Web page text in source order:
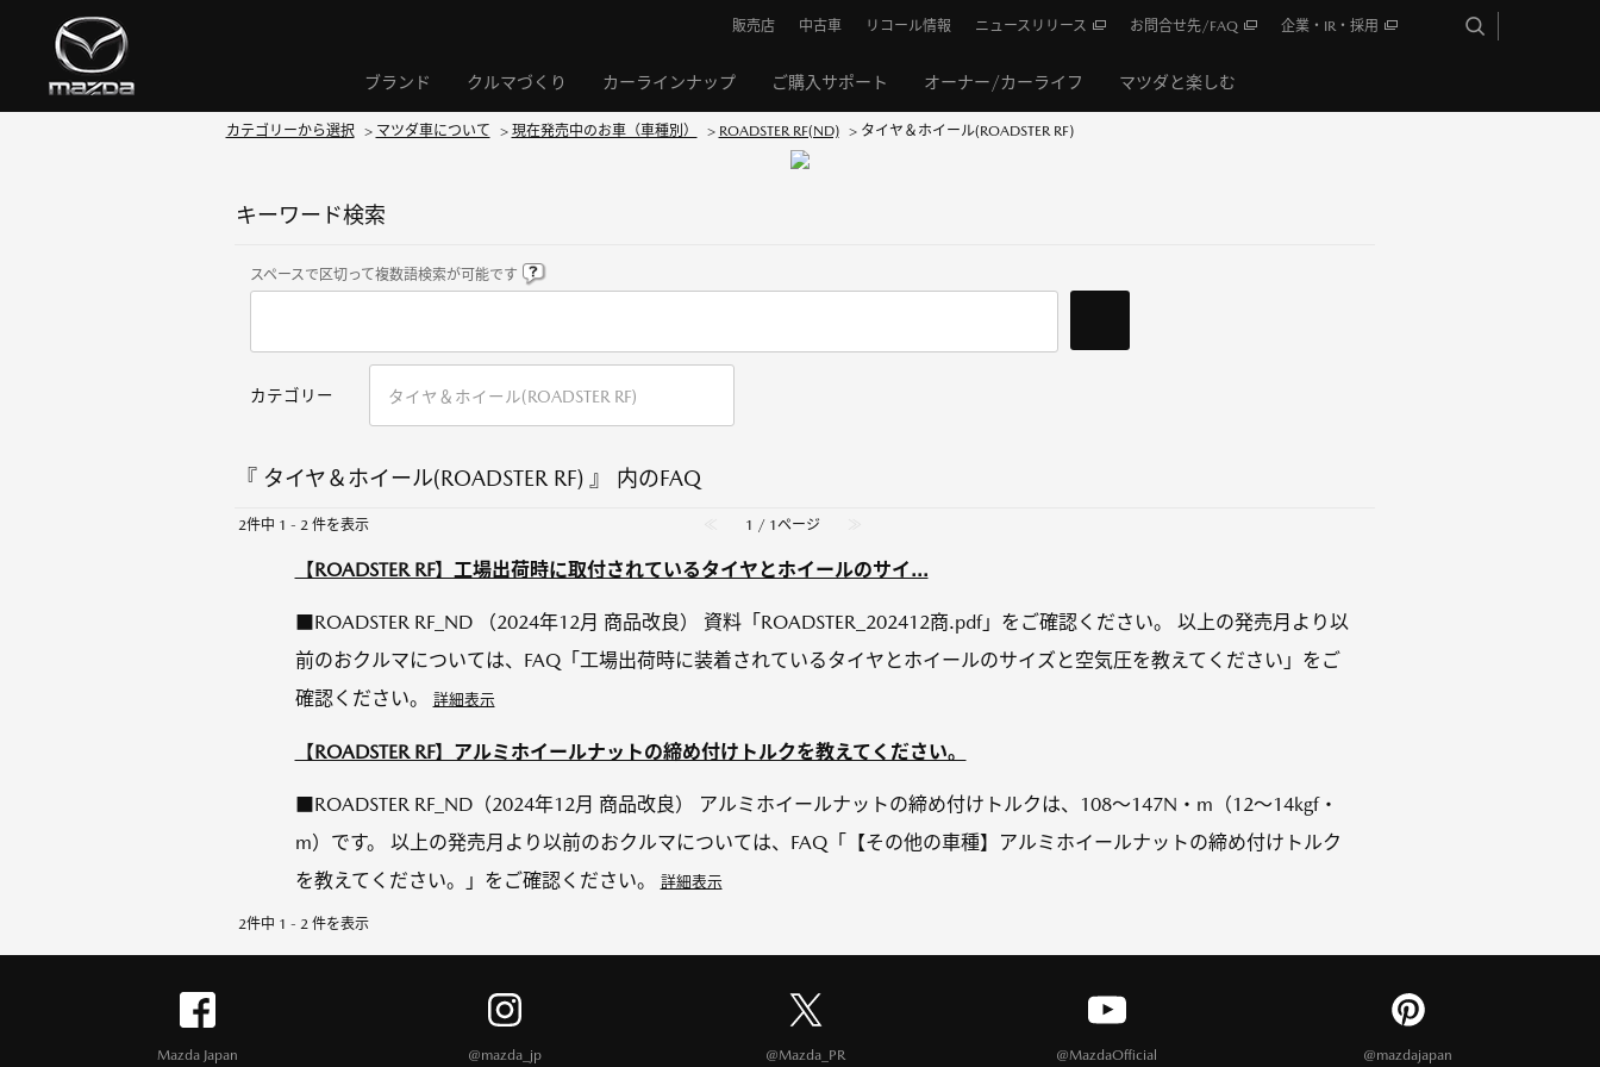
ブランド クルマづくり カーラインナップ ご購入サポート オーナー/カーライフ マツダと楽しむ
販売店 中古車 リコール情報 ニュースリリース お問合せ先/FAQ 企業・IR・採用
カテゴリーから選択 > マツダ車について > 現在発売中のお車（車種別） > ROADSTER RF(ND) > タイヤ＆ホイール(ROADSTER RF)
キーワード検索
スペースで区切って複数語検索が可能です
カテゴリー
『 タイヤ＆ホイール(ROADSTER RF) 』 内のFAQ
2件中 1 - 2 件を表示 1 / 1ページ
【ROADSTER RF】工場出荷時に取付されているタイヤとホイールのサイ...
■ROADSTER RF_ND （2024年12月 商品改良） 資料「ROADSTER_202412商.pdf」をご確認ください。 以上の発売月より以
前のおクルマについては、FAQ「工場出荷時に装着されているタイヤとホイールのサイズと空気圧を教えてください」をご
確認ください。
詳細表示
【ROADSTER RF】アルミホイールナットの締め付けトルクを教えてください。
■ROADSTER RF_ND（2024年12月 商品改良） アルミホイールナットの締め付けトルクは、108～147N・m（12～14kgf・
m）です。 以上の発売月より以前のおクルマについては、FAQ「【その他の車種】アルミホイールナットの締め付けトルク
を教えてください。」をご確認ください。
詳細表示
2件中 1 - 2 件を表示
Mazda Japan @mazda_jp @Mazda_PR @MazdaOfficial @mazdajapan